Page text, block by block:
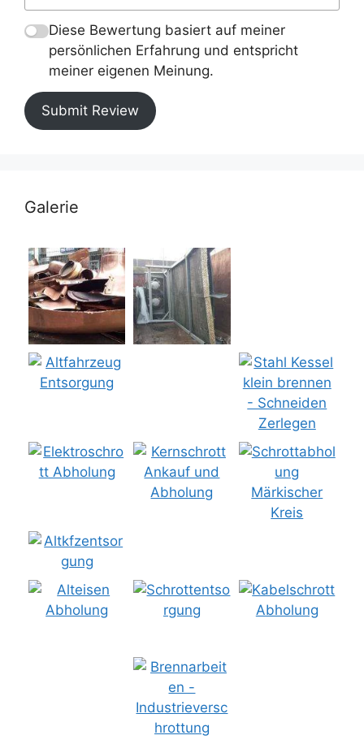
Diese Bewertung basiert auf meiner
persönlichen Erfahrung und entspricht
meiner eigenen Meinung.
Submit Review
Galerie